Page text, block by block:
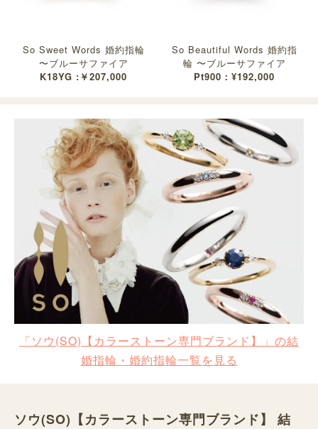
So Sweet Words 婚約指輪
〜ブルーサファイア
K18YG :￥207,000
So Beautiful Words 婚約指
輪 〜ブルーサファイア
Pt900：¥192,000
「ソウ(SO)【カラーストーン専門ブランド】」の結
婚指輪・婚約指輪一覧を見る
ソウ(SO)【カラーストーン専門ブランド】 結